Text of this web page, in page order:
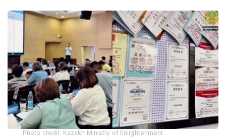
Photo credit: Kazakh Ministry of Enlightenment